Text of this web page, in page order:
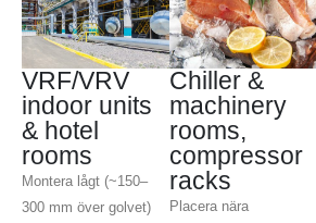
VRF/VRV
indoor units
& hotel
rooms
Montera lågt (~150–
300 mm över golvet)
Chiller &
machinery
rooms,
compressor
racks
Placera nära